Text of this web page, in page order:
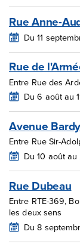
Rue Anne-
Du 11
Rue de
Entre Rue des
Du 6 août au
Avenue Bardy
Entre Rue Sir-
Du 10 août
Rue Dubeau
Entre RTE-369,
les deux sens
Du 8